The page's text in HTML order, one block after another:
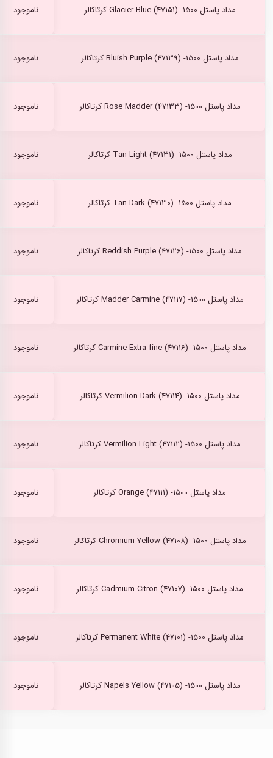
مداد پاستل Glacier Blue (47151) -1500 کرتاکالر ناموجود
مداد پاستل Bluish Purple (47139) -1500 کرتاکالر ناموجود
مداد پاستل Rose Madder (47133) -1500 کرتاکالر ناموجود
مداد پاستل Tan Light (47131) -1500 کرتاکالر ناموجود
مداد پاستل Tan Dark (47130) -1500 کرتاکالر ناموجود
مداد پاستل Reddish Purple (47126) -1500 کرتاکالر ناموجود
مداد پاستل Madder Carmine (47117) -1500 کرتاکالر ناموجود
مداد پاستل Carmine Extra fine (47116) -1500 کرتاکالر ناموجود
مداد پاستل Vermilion Dark (47114) -1500 کرتاکالر ناموجود
مداد پاستل Vermilion Light (47112) -1500 کرتاکالر ناموجود
مداد پاستل Orange (47111) -1500 کرتاکالر ناموجود
مداد پاستل Chromium Yellow (47108) -1500 کرتاکالر ناموجود
مداد پاستل Cadmium Citron (47107) -1500 کرتاکالر ناموجود
مداد پاستل Permanent White (47101) -1500 کرتاکالر ناموجود
مداد پاستل Napels Yellow (47105) -1500 کرتاکالر ناموجود